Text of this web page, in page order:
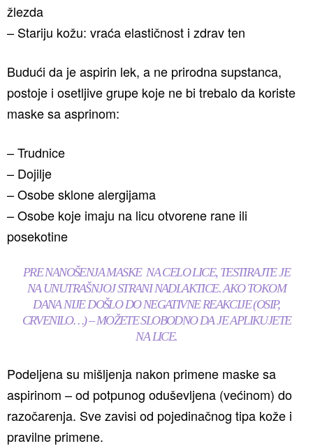
žlezda
– Stariju kožu: vraća elastičnost i zdrav ten
Budući da je aspirin lek, a ne prirodna supstanca,
postoje i osetljive grupe koje ne bi trebalo da koriste
maske sa asprinom:
– Trudnice
– Dojilje
– Osobe sklone alergijama
– Osobe koje imaju na licu otvorene rane ili
posekotine
PRE NANOŠENJA MASKE NA CELO LICE, TESTIRAJTE JE
NA UNUTRAŠNJOJ STRANI NADLAKTICE. AKO TOKOM
DANA NIJE DOŠLO DO NEGATIVNE REAKCIJE (OSIP,
CRVENILO…) – MOŽETE SLOBODNO DA JE APLIKUJETE
NA LICE.
Podeljena su mišljenja nakon primene maske sa
aspirinom – od potpunog oduševljena (većinom) do
razočarenja. Sve zavisi od pojedinačnog tipa kože i
pravilne primene.